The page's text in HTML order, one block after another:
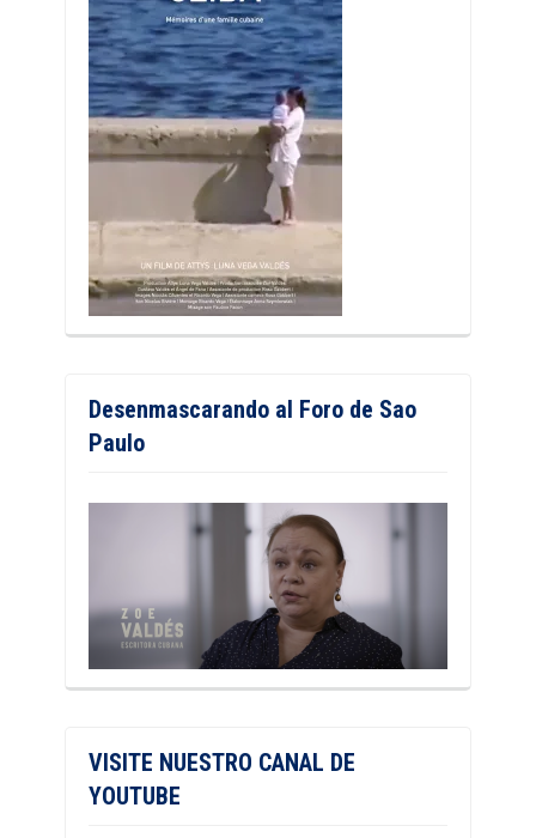
Desenmascarando al Foro de Sao
Paulo
VISITE NUESTRO CANAL DE
YOUTUBE